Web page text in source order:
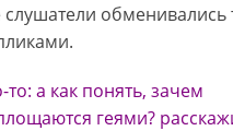
слушатели обменивались
то: а как понять, зачем
геями?